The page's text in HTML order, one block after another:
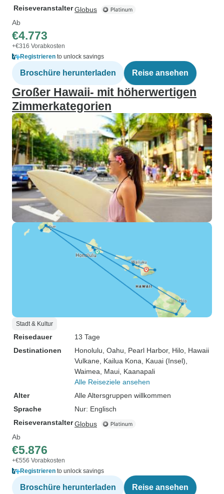
ReiseveranstalterGlobus
Ab
€4.773
+€316 Vorabkosten
Registrieren to unlock savings
Broschüre herunterladen Reise ansehen
Großer Hawaii- mit höherwertigen
Zimmerkategorien
Stadt & Kultur
Reisedauer
13 Tage
Destinationen
Honolulu , Oahu , Pearl Harbor, Hilo , Hawaii
Vulkane , Kailua Kona , Kauai (Insel)
Waimea , Maui , Kaanapali
Alle Reiseziele ansehen
Alter
Alle Altersgruppen willkommen
Sprache
Nur: Englisch
ReiseveranstalterGlobus
Ab
€5.876
+€556 Vorabkosten
Registrieren to unlock savings
Broschüre herunterladen Reise ansehen